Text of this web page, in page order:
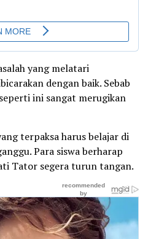
yang melatari
dengan baik. Sebab
ini sangat merugikan
terpaksa harus belajar di
Para siswa berharap
Tator segera turun tangan.